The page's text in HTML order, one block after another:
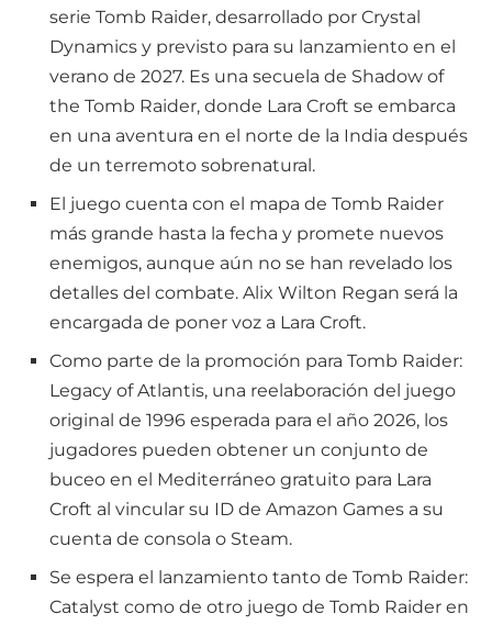
serie Tomb Raider, desarrollado por Crystal
Dynamics y previsto para su lanzamiento en el
verano de 2027. Es una secuela de Shadow of
the Tomb Raider, donde Lara Croft se embarca
en una aventura en el norte de la India después
de un terremoto sobrenatural.
El juego cuenta con el mapa de Tomb Raider
más grande hasta la fecha y promete nuevos
enemigos, aunque aún no se han revelado los
detalles del combate. Alix Wilton Regan será la
encargada de poner voz a Lara Croft.
Como parte de la promoción para Tomb Raider:
Legacy of Atlantis, una reelaboración del juego
original de 1996 esperada para el año 2026, los
jugadores pueden obtener un conjunto de
buceo en el Mediterráneo gratuito para Lara
Croft al vincular su ID de Amazon Games a su
cuenta de consola o Steam.
Se espera el lanzamiento tanto de Tomb Raider:
Catalyst como de otro juego de Tomb Raider en